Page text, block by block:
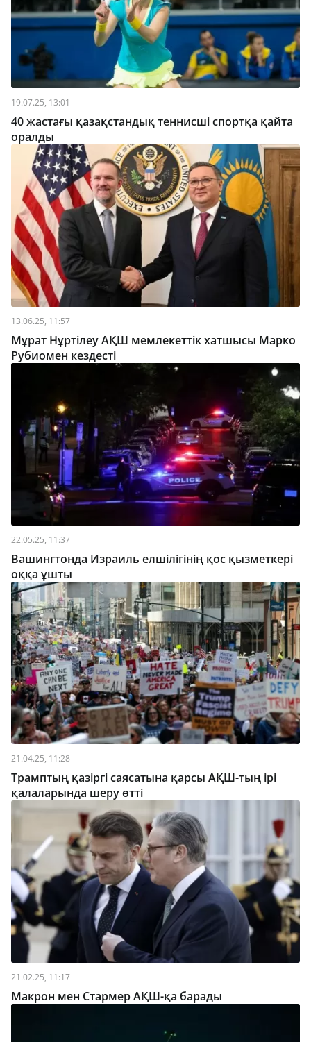
19.07.25, 13:01
40 жастағы қазақстандық теннисші спортқа қайта
оралды
13.06.25, 11:57
Мұрат Нұртілеу АҚШ мемлекеттік хатшысы Марко
Рубиомен кездесті
22.05.25, 11:37
Вашингтонда Израиль елшілігінің қос қызметкері
оққа ұшты
21.04.25, 11:28
Трамптың қазіргі саясатына қарсы АҚШ-тың ірі
қалаларында шеру өтті
21.02.25, 11:17
Макрон мен Стармер АҚШ-қа барады